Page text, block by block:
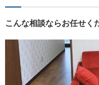
こんな相談ならお任せく